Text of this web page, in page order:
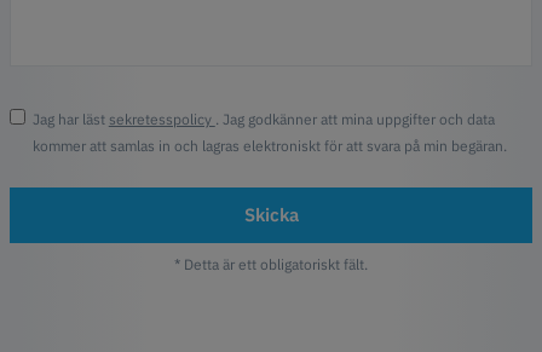
Jag har läst sekretesspolicy . Jag godkänner att mina uppgifter och data
kommer att samlas in och lagras elektroniskt för att svara på min begäran.
Skicka
* Detta är ett obligatoriskt fält.